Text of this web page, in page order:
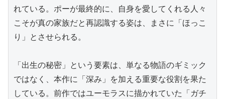
れている。ポーが最終的に、自身を愛してくれる人々
こそが真の家族だと再認識する姿は、まさに「ほっこ
り」とさせられる。
「出生の秘密」という要素は、単なる物語のギミック
ではなく、本作に「深み」を加える重要な役割を果た
している。前作ではユーモラスに描かれていた「ガチ